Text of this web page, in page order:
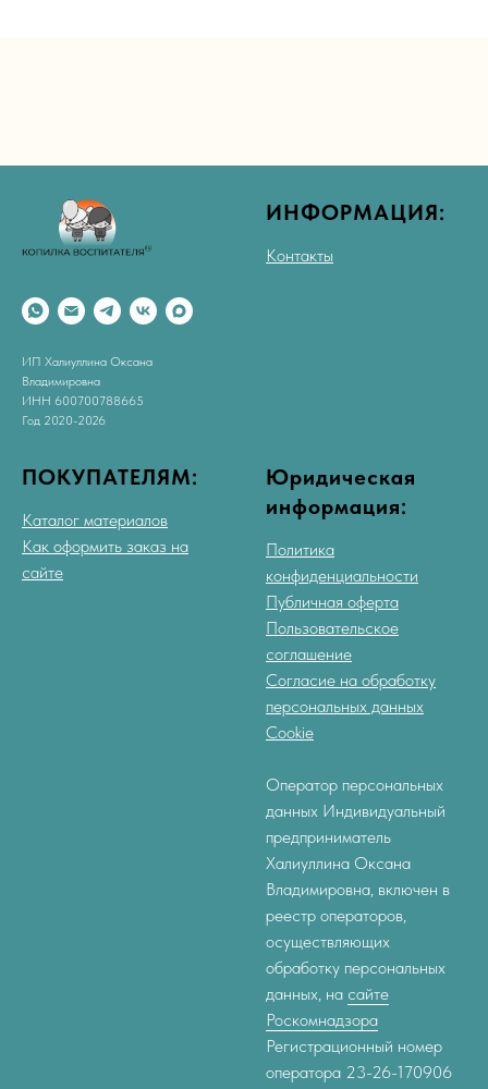
ИП Халиуллина Оксана
Владимировна
ИНН 600700788665
Год 2020-2026
ИНФОРМАЦИЯ:
Контакты
ПОКУПАТЕЛЯМ:
Каталог материалов
Как оформить заказ на
сайте
Юридическая
информация:
Политика
конфиденциальности
Публичная оферта
Пользовательское
соглашение
Согласие на обработку
персональных данных
Cookie
Оператор персональных
данных Индивидуальный
предприниматель
Халиуллина Оксана
Владимировна, включен в
реестр операторов,
осуществляющих
обработку персональных
данных, на сайте
Роскомнадзора
Регистрационный номер
оператора 23-26-170906